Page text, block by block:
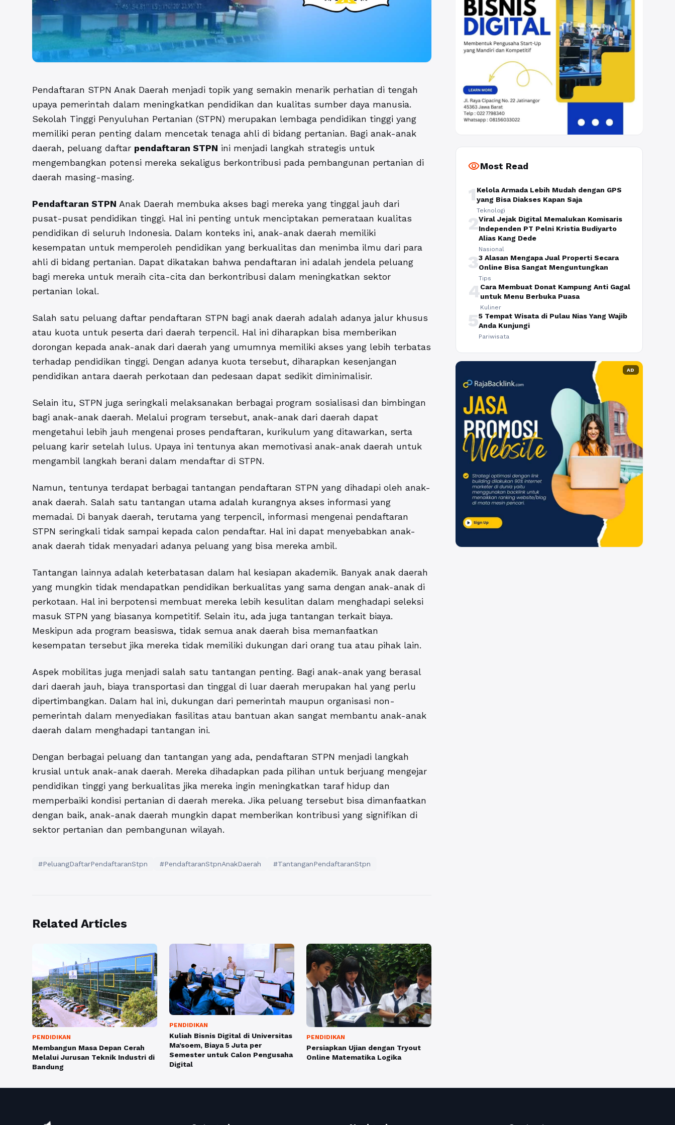
Pendaftaran STPN Anak Daerah menjadi topik yang semakin menarik perhatian di tengah
upaya pemerintah dalam meningkatkan pendidikan dan kualitas sumber daya manusia.
Sekolah Tinggi Penyuluhan Pertanian (STPN) merupakan lembaga pendidikan tinggi yang
memiliki peran penting dalam mencetak tenaga ahli di bidang pertanian. Bagi anak-anak
daerah, peluang daftar pendaftaran STPN ini menjadi langkah strategis untuk
mengembangkan potensi mereka sekaligus berkontribusi pada pembangunan pertanian di
daerah masing-masing.
Pendaftaran STPN Anak Daerah membuka akses bagi mereka yang tinggal jauh dari
pusat-pusat pendidikan tinggi. Hal ini penting untuk menciptakan pemerataan kualitas
pendidikan di seluruh Indonesia. Dalam konteks ini, anak-anak daerah memiliki
kesempatan untuk memperoleh pendidikan yang berkualitas dan menimba ilmu dari para
ahli di bidang pertanian. Dapat dikatakan bahwa pendaftaran ini adalah jendela peluang
bagi mereka untuk meraih cita-cita dan berkontribusi dalam meningkatkan sektor
pertanian lokal.
Salah satu peluang daftar pendaftaran STPN bagi anak daerah adalah adanya jalur khusus
atau kuota untuk peserta dari daerah terpencil. Hal ini diharapkan bisa memberikan
dorongan kepada anak-anak dari daerah yang umumnya memiliki akses yang lebih terbatas
terhadap pendidikan tinggi. Dengan adanya kuota tersebut, diharapkan kesenjangan
pendidikan antara daerah perkotaan dan pedesaan dapat sedikit diminimalisir.
Selain itu, STPN juga seringkali melaksanakan berbagai program sosialisasi dan bimbingan
bagi anak-anak daerah. Melalui program tersebut, anak-anak dari daerah dapat
mengetahui lebih jauh mengenai proses pendaftaran, kurikulum yang ditawarkan, serta
peluang karir setelah lulus. Upaya ini tentunya akan memotivasi anak-anak daerah untuk
mengambil langkah berani dalam mendaftar di STPN.
Namun, tentunya terdapat berbagai tantangan pendaftaran STPN yang dihadapi oleh anak-
anak daerah. Salah satu tantangan utama adalah kurangnya akses informasi yang
memadai. Di banyak daerah, terutama yang terpencil, informasi mengenai pendaftaran
STPN seringkali tidak sampai kepada calon pendaftar. Hal ini dapat menyebabkan anak-
anak daerah tidak menyadari adanya peluang yang bisa mereka ambil.
Tantangan lainnya adalah keterbatasan dalam hal kesiapan akademik. Banyak anak daerah
yang mungkin tidak mendapatkan pendidikan berkualitas yang sama dengan anak-anak di
perkotaan. Hal ini berpotensi membuat mereka lebih kesulitan dalam menghadapi seleksi
masuk STPN yang biasanya kompetitif. Selain itu, ada juga tantangan terkait biaya.
Meskipun ada program beasiswa, tidak semua anak daerah bisa memanfaatkan
kesempatan tersebut jika mereka tidak memiliki dukungan dari orang tua atau pihak lain.
Aspek mobilitas juga menjadi salah satu tantangan penting. Bagi anak-anak yang berasal
dari daerah jauh, biaya transportasi dan tinggal di luar daerah merupakan hal yang perlu
dipertimbangkan. Dalam hal ini, dukungan dari pemerintah maupun organisasi non-
pemerintah dalam menyediakan fasilitas atau bantuan akan sangat membantu anak-anak
daerah dalam menghadapi tantangan ini.
Dengan berbagai peluang dan tantangan yang ada, pendaftaran STPN menjadi langkah
krusial untuk anak-anak daerah. Mereka dihadapkan pada pilihan untuk berjuang mengejar
pendidikan tinggi yang berkualitas jika mereka ingin meningkatkan taraf hidup dan
memperbaiki kondisi pertanian di daerah mereka. Jika peluang tersebut bisa dimanfaatkan
dengan baik, anak-anak daerah mungkin dapat memberikan kontribusi yang signifikan di
sektor pertanian dan pembangunan wilayah.
#PeluangDaftarPendaftaranStpn #PendaftaranStpnAnakDaerah #TantanganPendaftaranStpn
Related Articles
PENDIDIKAN
Membangun Masa Depan Cerah
Melalui Jurusan Teknik Industri di
Bandung
PENDIDIKAN
Kuliah Bisnis Digital di Universitas
Ma’soem, Biaya 5 Juta per
Semester untuk Calon Pengusaha
Digital
PENDIDIKAN
Persiapkan Ujian dengan Tryout
Online Matematika Logika
visibilityMost Read
1 Kelola Armada Lebih Mudah dengan GPS
yang Bisa Diakses Kapan Saja
Teknologi
2Viral Jejak Digital Memalukan Komisaris
Independen PT Pelni Kristia Budiyarto
Alias Kang Dede
Nasional
33 Alasan Mengapa Jual Properti Secara
Online Bisa Sangat Menguntungkan
Tips
4Cara Membuat Donat Kampung Anti Gagal
untuk Menu Berbuka Puasa
Kuliner
55 Tempat Wisata di Pulau Nias Yang Wajib
Anda Kunjungi
Pariwisata
AD